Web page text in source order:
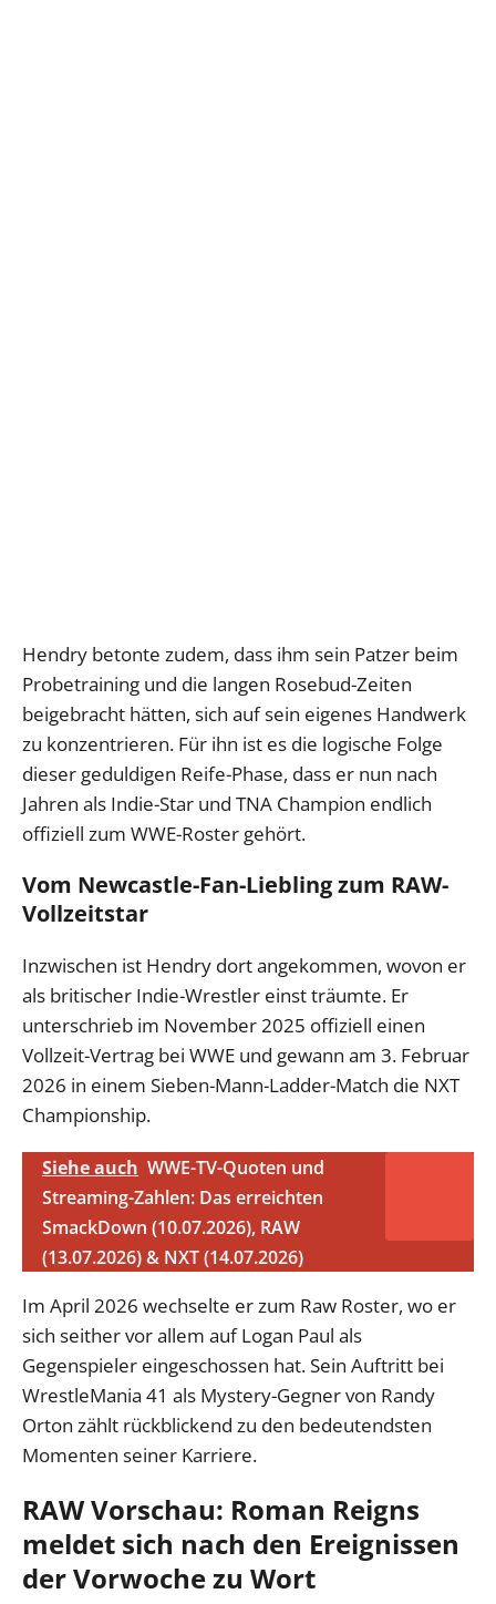
Hendry betonte zudem, dass ihm sein Patzer beim
Probetraining und die langen Rosebud-Zeiten
beigebracht hätten, sich auf sein eigenes Handwerk
zu konzentrieren. Für ihn ist es die logische Folge
dieser geduldigen Reife-Phase, dass er nun nach
Jahren als Indie-Star und TNA Champion endlich
offiziell zum WWE-Roster gehört.
Vom Newcastle-Fan-Liebling zum RAW-
Vollzeitstar
Inzwischen ist Hendry dort angekommen, wovon er
als britischer Indie-Wrestler einst träumte. Er
unterschrieb im November 2025 offiziell einen
Vollzeit-Vertrag bei WWE und gewann am 3. Februar
2026 in einem Sieben-Mann-Ladder-Match die NXT
Championship.
Siehe auch WWE-TV-Quoten und
Streaming-Zahlen: Das erreichten
SmackDown (10.07.2026), RAW
(13.07.2026) & NXT (14.07.2026)
Im April 2026 wechselte er zum Raw Roster, wo er
sich seither vor allem auf Logan Paul als
Gegenspieler eingeschossen hat. Sein Auftritt bei
WrestleMania 41 als Mystery-Gegner von Randy
Orton zählt rückblickend zu den bedeutendsten
Momenten seiner Karriere.
RAW Vorschau: Roman Reigns
meldet sich nach den Ereignissen
der Vorwoche zu Wort